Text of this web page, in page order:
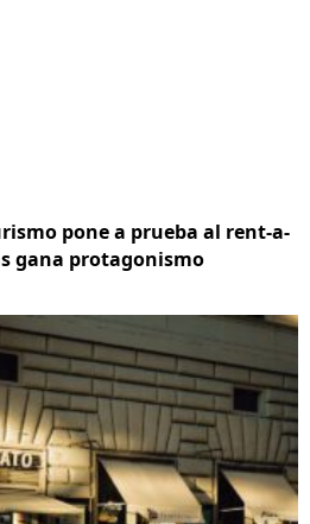
pone a prueba al rent-a-
gana protagonismo